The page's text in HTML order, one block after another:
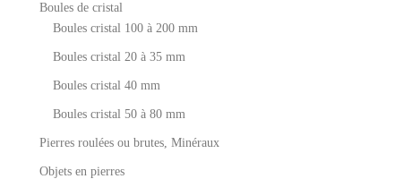
Boules de cristal
Boules cristal 100 à 200 mm
Boules cristal 20 à 35 mm
Boules cristal 40 mm
Boules cristal 50 à 80 mm
Pierres roulées ou brutes, Minéraux
Objets en pierres